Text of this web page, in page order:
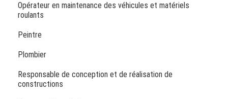
Opérateur en maintenance des véhicules et matériels
roulants
Peintre
Plombier
Responsable de conception et de réalisation de
constructions